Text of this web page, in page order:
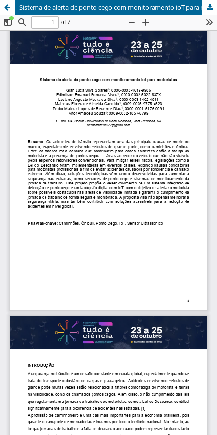
Sistema de alerta de ponto cego com monitoramento ioT para motoristas